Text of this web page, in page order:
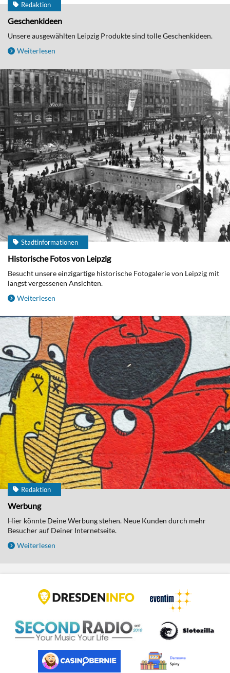
Redaktion
Geschenkideen
Unsere ausgewählten Leipzig Produkte sind tolle Geschenkideen.
Weiterlesen
Stadtinformationen
Historische Fotos von Leipzig
Besucht unsere einzigartige historische Fotogalerie von Leipzig mit
längst vergessenen Ansichten.
Weiterlesen
Redaktion
Werbung
Hier könnte Deine Werbung stehen. Neue Kunden durch mehr
Besucher auf Deiner Internetseite.
Weiterlesen